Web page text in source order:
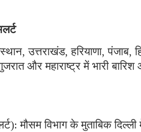
उत्तराखंड, हरियाणा, पंजाब,
और महाराष्ट्र में भारी
मौसम विभाग के मुताबिक